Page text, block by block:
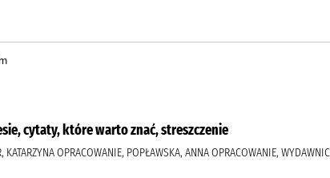
cytaty, które warto znać, streszczenie
OPRACOWANIE, POPŁAWSKA, ANNA OPRACOWANIE,